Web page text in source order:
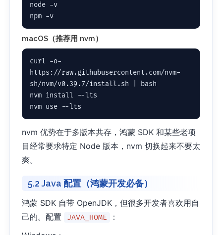
node -v
npm -v
macOS（推荐用 nvm）
curl -o-
https://raw.githubusercontent.com/nvm-
sh/nvm/v0.39.7/install.sh | bash
nvm install --lts
nvm use --lts
nvm 优势在于多版本共存，鸿蒙 SDK 和某些老项
目经常要求特定 Node 版本，nvm 切换起来不要太
爽。
5.2 Java 配置（鸿蒙开发必备）
鸿蒙 SDK 自带 OpenJDK，但很多开发者喜欢用自
己的。配置
JAVA_HOME
：